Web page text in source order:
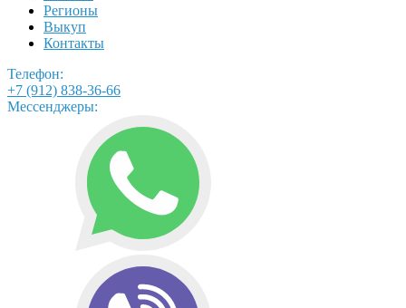
Регионы
Выкуп
Контакты
Телефон:
+7 (912) 838-36-66
Мессенджеры: